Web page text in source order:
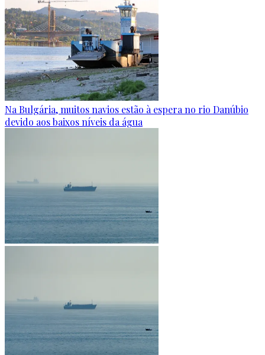
Na Bulgária, muitos navios estão à espera no rio Danúbio
devido aos baixos níveis da água